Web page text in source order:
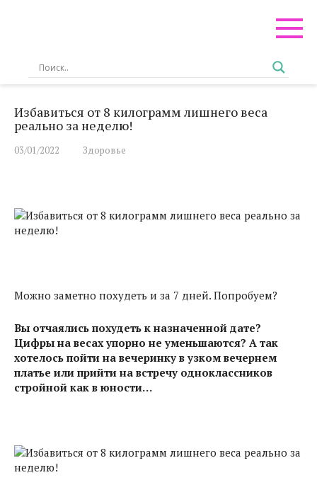
Избавиться от 8 килограмм лишнего веса
реально за неделю!
03/01/2022 Здоровье
Можно заметно похудеть и за 7 дней. Попробуем?
Вы отчаялись похудеть к назначенной дате?
Цифры на весах упорно не уменьшаются? А так
хотелось пойти на вечеринку в узком вечернем
платье или прийти на встречу одноклассников
стройной как в юности…